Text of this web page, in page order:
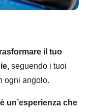
il tuo
seguendo i tuoi
ogni angolo.
un’esperienza che